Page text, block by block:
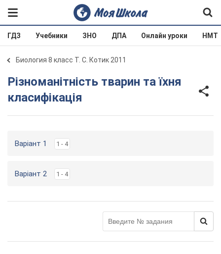
ГДЗ Учебники ЗНО ДПА Онлайн уроки НМТ
Биология 8 класс Т. С. Котик 2011
Різноманітність тварин та їхня
класифікація
Варіант 1 1 - 4
Варіант 2 1 - 4